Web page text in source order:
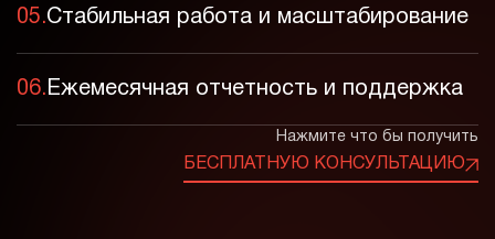
05.Стабильная работа и масштабирование
06. Ежемесячная отчетность и поддержка
Нажмите что бы получить
БЕСПЛАТНУЮ КОНСУЛЬТАЦИЮ